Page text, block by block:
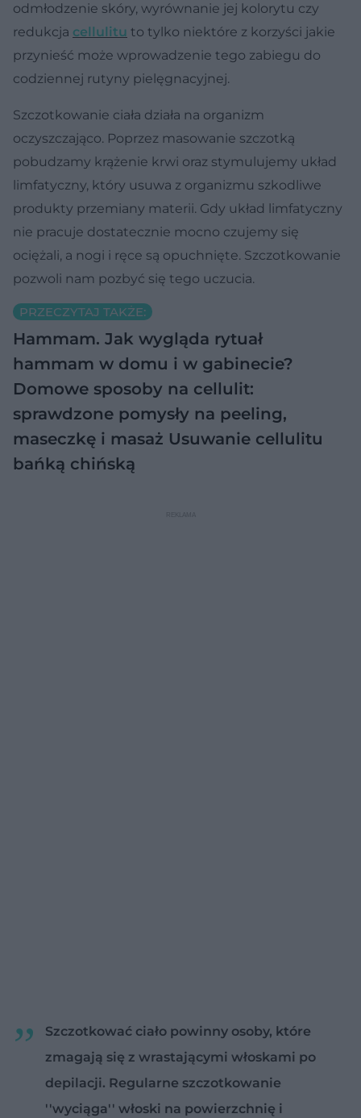
odmłodzenie skóry, wyrównanie jej kolorytu czy
redukcja cellulitu to tylko niektóre z korzyści jakie
przynieść może wprowadzenie tego zabiegu do
codziennej rutyny pielęgnacyjnej.
Szczotkowanie ciała działa na organizm
oczyszczająco. Poprzez masowanie szczotką
pobudzamy krążenie krwi oraz stymulujemy układ
limfatyczny, który usuwa z organizmu szkodliwe
produkty przemiany materii. Gdy układ limfatyczny
nie pracuje dostatecznie mocno czujemy się
ociężali, a nogi i ręce są opuchnięte. Szczotkowanie
pozwoli nam pozbyć się tego uczucia.
PRZECZYTAJ TAKŻE:
Hammam. Jak wygląda rytuał
hammam w domu i w gabinecie?
Domowe sposoby na cellulit:
sprawdzone pomysły na peeling,
maseczkę i masaż Usuwanie cellulitu
bańką chińską
Szczotkować ciało powinny osoby, które
zmagają się z wrastającymi włoskami po
depilacji. Regularne szczotkowanie
''wyciąga'' włoski na powierzchnię i